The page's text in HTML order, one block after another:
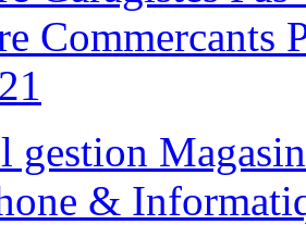
Commercants
gestion
&